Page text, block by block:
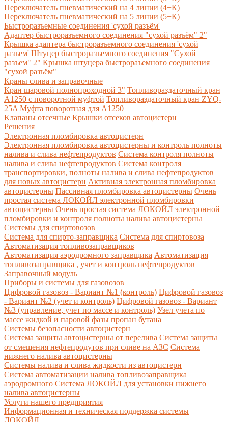
Переключатель пневматический на 4 линии (4+К)
Переключатель пневматический на 5 линии (5+К)
Быстроразъемные соединения 'сухой разъём'
Адаптер быстроразъемного соединения "сухой разъём" 2"
Крышка адаптера быстроразъемного соединения 'сухой
разъем' Штуцер быстроразъемного соединения "Сухой
разъем" 2" Крышка штуцера быстрораъемного соединения
"сухой разъём"
Краны слива и заправочные
Кран шаровой полнопроходной 3" Топливораздаточный кран
A1250 с поворотной муфтой Топливораздаточный кран ZYQ-
25A Муфта поворотная для А1250
Клапаны отсечные Крышки отсеков автоцистерн
Решения
Электронная пломбировка автоцистерн
Электронная пломбировка автоцистерны и контроль полноты
налива и слива нефтепродуктов Система контроля полноты
налива и слива нефтепродуктов Система контроля
транспортировки, полноты налива и слива нефтепродуктов
для новых автоцистерн Активная электронная пломбировка
автоцистерны Пассивная пломбировка автоцистерны Очень
простая система ЛОКОЙЛ электронной пломбировки
автоцистерны Очень простая система ЛОКОЙЛ электронной
пломбировки и контроля полноты налива автоцистерны
Системы для спиртовозов
Система для спирто-заправщика Система для спиртовоза
Автоматизация топливозаправщиков
Автоматизация аэродромного заправщика Автоматизация
топливозаправщика , учет и контроль нефтепродуктов
Заправочный модуль
Приборы и системы для газовозов
Цифровой газовоз - Вариант №1 (контроль) Цифровой газовоз
- Вариант №2 (учет и контроль) Цифровой газовоз - Вариант
№3 (управление, учет по массе и контроль) Узел учета по
массе жидкой и паровой фазы пропан бутана
Системы безопасности автоцистерн
Система защиты автоцистерны от перелива Система защиты
от смешения нефтепродутов при сливе на АЗС Система
нижнего налива автоцистерны
Системы налива и слива жидкости из автоцистерн
Система автоматизации налива топливозаправщика
аэродромного Система ЛОКОЙЛ для установки нижнего
налива автоцистерны
Услуги нашего предприятия
Информационная и техническая поддержка системы
ЛОКОЙЛ